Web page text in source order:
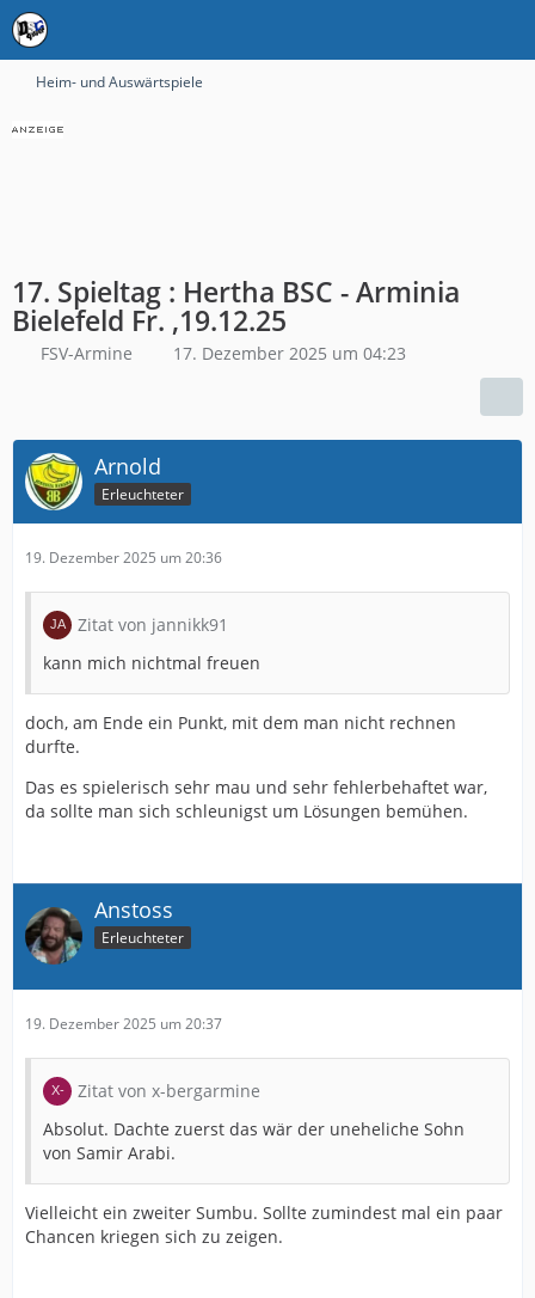
Heim- und Auswärtspiele
17. Spieltag : Hertha BSC - Arminia
Bielefeld Fr. ,19.12.25
FSV-Armine 17. Dezember 2025 um 04:23
Arnold
Erleuchteter
19. Dezember 2025 um 20:36
Zitat von jannikk91
kann mich nichtmal freuen
doch, am Ende ein Punkt, mit dem man nicht rechnen
durfte.
Das es spielerisch sehr mau und sehr fehlerbehaftet war,
da sollte man sich schleunigst um Lösungen bemühen.
Anstoss
Erleuchteter
19. Dezember 2025 um 20:37
Zitat von x-bergarmine
Absolut. Dachte zuerst das wär der uneheliche Sohn
von Samir Arabi.
Vielleicht ein zweiter Sumbu. Sollte zumindest mal ein paar
Chancen kriegen sich zu zeigen.